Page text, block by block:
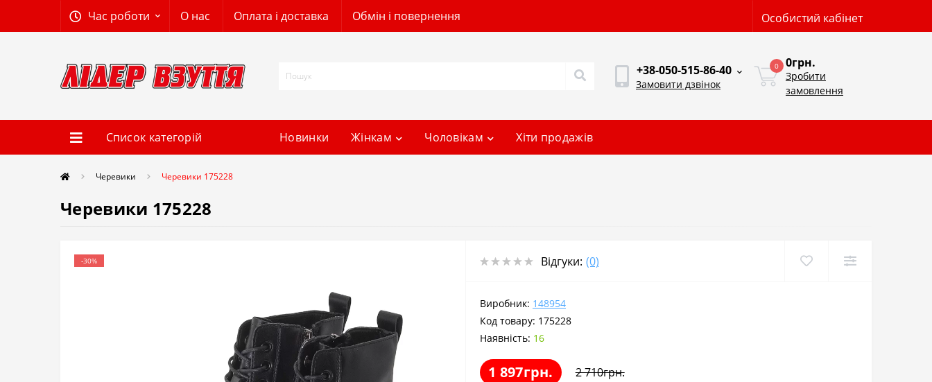
Час роботи О нас Оплата і доставка Обмін і повернення Особистий кабінет
+38-050-515-86-40
Замовити дзвінок
0 0грн.
Зробити
замовлення
Список категорій Новинки Жінкам Чоловікам Хіти продажів
Черевики Черевики 175228
Черевики 175228
-30% Відгуки: (0)
Виробник: 148954
Код товару: 175228
Наявність: 16
1 897грн. 2 710грн.